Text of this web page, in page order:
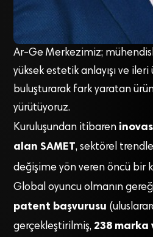
Ar-Ge Merkezimiz;
yüksek estetik anlayışı ve
buluşturarak fark yaratan
yürütüyoruz.
Kuruluşundan itibaren
alan SAMET, sektörel
değişime yön veren öncü bir
Global oyuncu olmanın
patent başvurusu
gerçekleştirilmiş, 238 marka